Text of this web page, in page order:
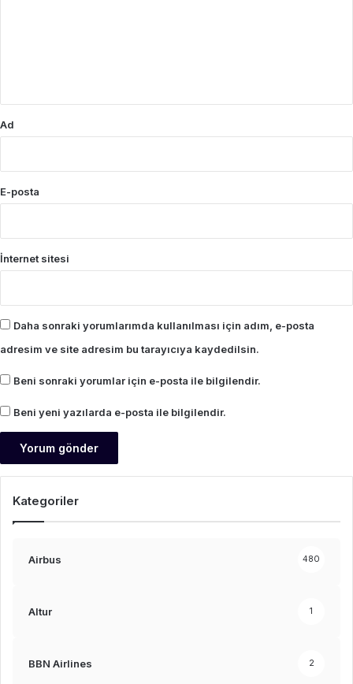
Ad
E-posta
İnternet sitesi
Daha sonraki yorumlarımda kullanılması için adım, e-posta
adresim ve site adresim bu tarayıcıya kaydedilsin.
Beni sonraki yorumlar için e-posta ile bilgilendir.
Beni yeni yazılarda e-posta ile bilgilendir.
Kategoriler
Airbus 480
Altur 1
BBN Airlines 2